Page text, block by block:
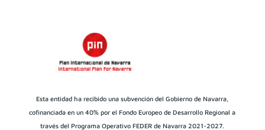
Esta entidad ha recibido una subvención del Gobierno de Navarra,
cofinanciada en un 40% por el Fondo Europeo de Desarrollo Regional a
través del Programa Operativo FEDER de Navarra 2021-2027.